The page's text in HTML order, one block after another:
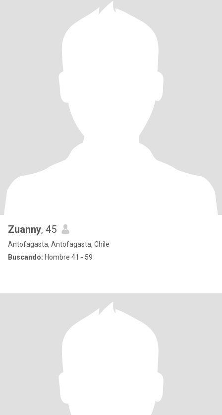
Zuanny, 45
Antofagasta, Antofagasta, Chile
Buscando: Hombre 41 - 59